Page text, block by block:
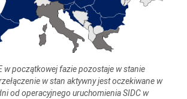
w początkowej fazie pozostaje w stanie
w stan aktywny jest oczekiwane w
od operacyjnego uruchomienia SIDC w